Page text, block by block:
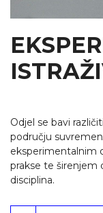
Odjel se bavi
području
eksperimentalnim
prakse te širenjem
disciplina.